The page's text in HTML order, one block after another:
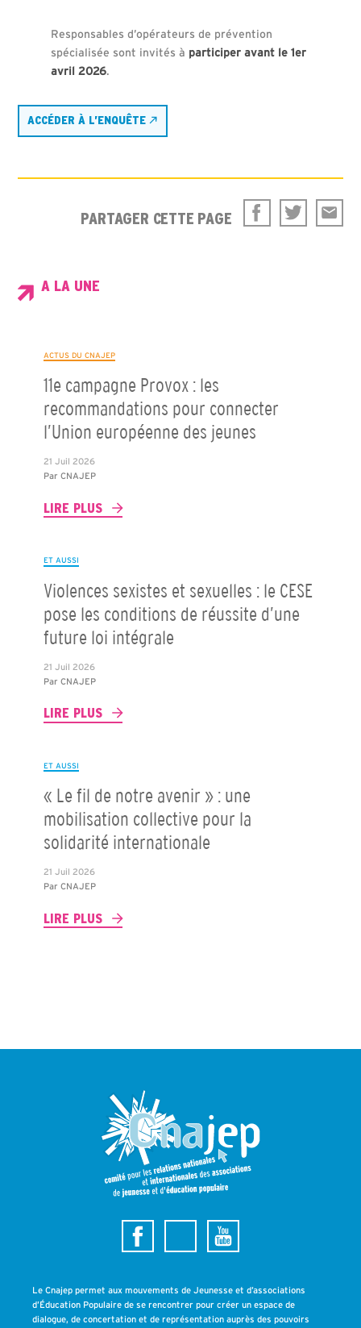
Responsables d’opérateurs de prévention
spécialisée sont invités à participer avant le 1er
avril 2026.
ACCÉDER À L’ENQUÊTE
PARTAGER CETTE PAGE
A LA UNE
ACTUS DU CNAJEP
11e campagne Provox : les
recommandations pour connecter
l’Union européenne des jeunes
21 Juil 2026
Par CNAJEP
LIRE PLUS
ET AUSSI
Violences sexistes et sexuelles : le CESE
pose les conditions de réussite d’une
future loi intégrale
21 Juil 2026
Par CNAJEP
LIRE PLUS
ET AUSSI
« Le fil de notre avenir » : une
mobilisation collective pour la
solidarité internationale
21 Juil 2026
Par CNAJEP
LIRE PLUS
Le Cnajep permet aux mouvements de Jeunesse et d’associations
d’Éducation Populaire de se rencontrer pour créer un espace de
dialogue, de concertation et de représentation auprès des pouvoirs